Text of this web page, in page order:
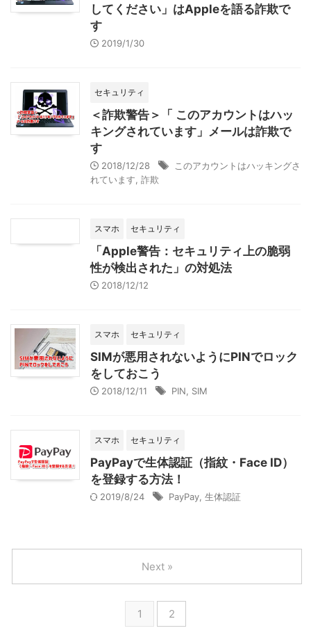
してください」はAppleを語る詐欺で
す
2019/1/30
セキュリティ
＜詐欺警告＞「 このアカウントはハッ
キングされています」メールは詐欺で
す
2018/12/28
このアカウントはハッキングさ
れています 詐欺
スマホ セキュリティ
「Apple警告：セキュリティ上の脆弱
性が検出された」の対処法
2018/12/12
スマホ セキュリティ
SIMが悪用されないようにPINでロック
をしておこう
2018/12/11 PIN SIM
スマホ セキュリティ
PayPayで生体認証（指紋・Face ID）
を登録する方法！
2019/8/24 PayPay 生体認証
1 2
Next »